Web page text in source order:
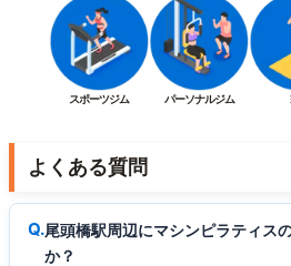
スポーツジム パーソナルジム
よくある質問
尾頭橋駅周辺にマシンピラティス
か？